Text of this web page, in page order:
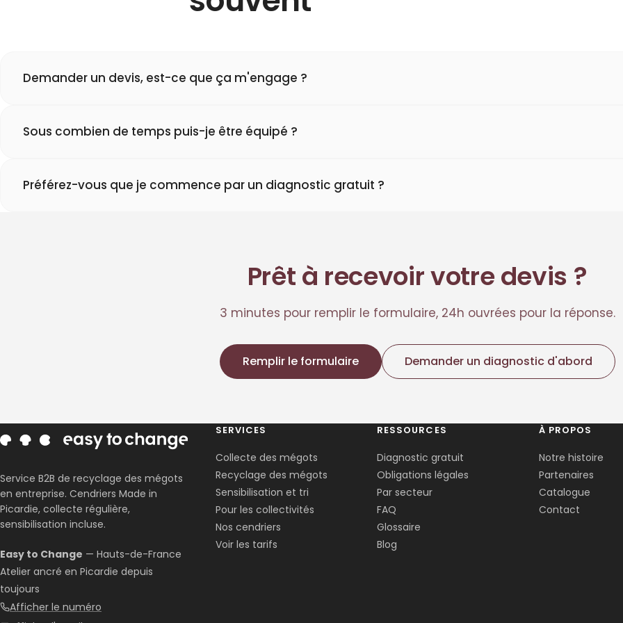
Demander un devis, est-ce que ça m'engage ?
Sous combien de temps puis-je être équipé ?
Préférez-vous que je commence par un diagnostic gratuit ?
Prêt à recevoir votre devis ?
3 minutes pour remplir le formulaire, 24h ouvrées pour la réponse.
Remplir le formulaire Demander un diagnostic d'abord
Service B2B de recyclage des mégots
en entreprise. Cendriers Made in
Picardie, collecte régulière,
sensibilisation incluse.
Easy to Change — Hauts-de-France
Atelier ancré en Picardie depuis
toujours
Afficher le numéro
SERVICES
Collecte des mégots
Recyclage des mégots
Sensibilisation et tri
Pour les collectivités
Nos cendriers
Voir les tarifs
RESSOURCES
Diagnostic gratuit
Obligations légales
Par secteur
FAQ
Glossaire
Blog
À PROPOS
Notre histoire
Partenaires
Catalogue
Contact